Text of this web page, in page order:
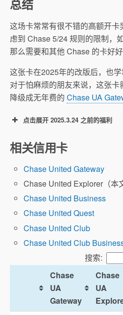
总结
这场卡常常有很不错的高额开
虑到 Chase 5/24 规则的限制，
那么需要和其他 Chase 的卡好好
这张卡在2025年的改版后，也学
对于怕麻烦的朋友来说，这张
降级成无年费的 Chase UA
点击展开 2025.3.24 之前的福利
得 50,000 UA Miles。
航空里程估值
UA里程
相关信用卡
Chase United Gateway
Chase United Explorer（本
Chase United Business
Chase United Quest
Chase United Club
Chase United Club
搜索:
Chase
UA
Gateway
Chase
UA